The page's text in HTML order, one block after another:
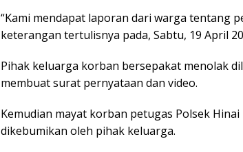
“Kami mendapat laporan dari warga tentang
keterangan tertulisnya pada, Sabtu, 19 April
Pihak keluarga korban bersepakat menolak
membuat surat pernyataan dan video.
Kemudian mayat korban petugas Polsek
dikebumikan oleh pihak keluarga.